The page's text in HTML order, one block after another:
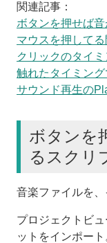
関連記事：
ボタンを押せば音
マウスを押して
クリックのタイ
触れたタイミン
サウンド再生の
ボタンを
るスクリ
音楽ファイルを、
プロジェクトビ
ットをインポート